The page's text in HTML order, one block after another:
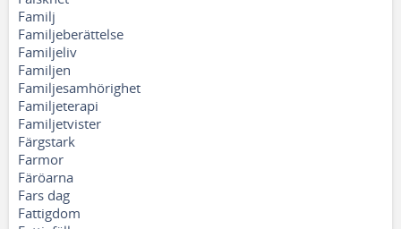
Familj
Familjeberättelse
Familjeliv
Familjen
Familjesamhörighet
Familjeterapi
Familjetvister
Färgstark
Farmor
Färöarna
Fars dag
Fattigdom